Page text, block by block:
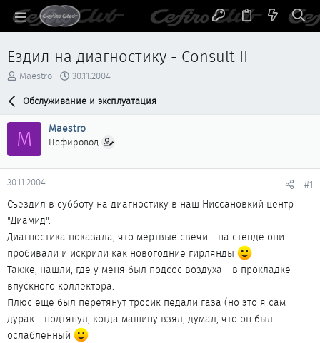
Ездил на диагностику - Consult II
А
р
т
м
ы
Maestro
Д
т
н
а
ч
а
30.11.2004
Обслуживание и эксплуатация
M Maestro
Цефировод
30.11.2004 #1
Съездил в субботу на диагностику в наш Ниссановкий центр
"Диамид".
Диагностика показала, что мертвые свечи - на стенде они
пробивали и искрили как новогодние гирлянды
Также, нашли, где у меня был подсос воздуха - в прокладке
впускного коллектора.
Плюс еще был перетянут тросик педали газа (но это я сам
дурак - подтянул, когда машину взял, думал, что он был
ослабленный